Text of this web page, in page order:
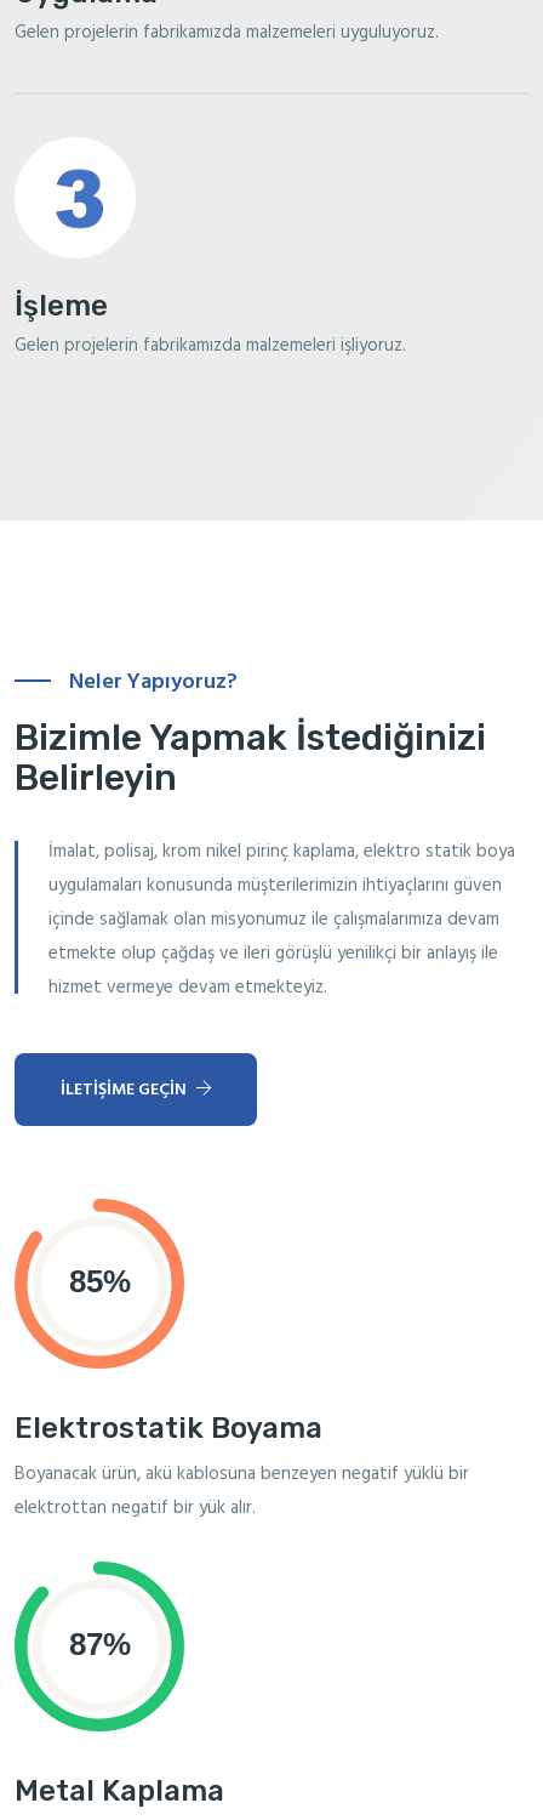
Gelen projelerin fabrikamızda malzemeleri uyguluyoruz.
İşleme
Gelen projelerin fabrikamızda malzemeleri işliyoruz.
Neler Yapıyoruz?
Bizimle Yapmak İstediğinizi
Belirleyin
İmalat, polisaj, krom nikel pirinç kaplama, elektro statik boya
uygulamaları konusunda müşterilerimizin ihtiyaçlarını güven
içinde sağlamak olan misyonumuz ile çalışmalarımıza devam
etmekte olup çağdaş ve ileri görüşlü yenilikçi bir anlayış ile
hizmet vermeye devam etmekteyiz.
İLETIŞIME GEÇIN
Elektrostatik Boyama
Boyanacak ürün, akü kablosuna benzeyen negatif yüklü bir
elektrottan negatif bir yük alır.
Metal Kaplama